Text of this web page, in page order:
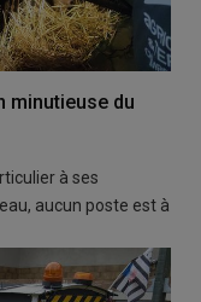
minutieuse du
à ses
aucun poste est à